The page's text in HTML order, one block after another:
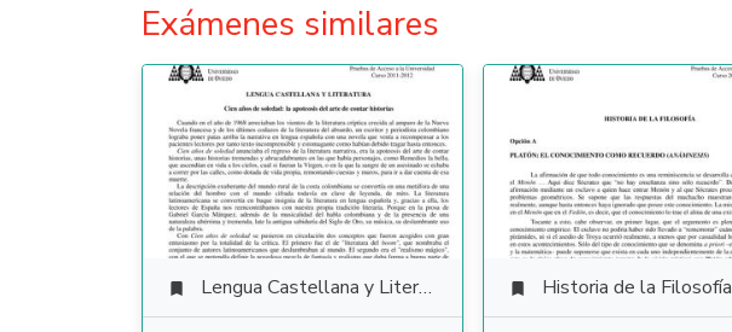
Exámenes similares
 Lengua Castellana y Literatura  Historia de la Filosofía